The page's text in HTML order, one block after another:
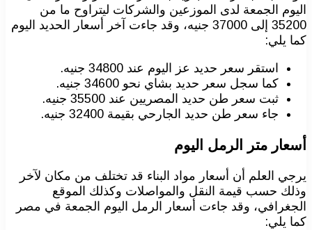
اليوم الجمعة لدى الموزعين والشركات ليتراوح ما من
35200 إلى 37000 جنيه، وقد جاءت آخر أسعار الحديد اليوم
كما يلي:
استقر سعر حديد عز اليوم عند 34800 جنيه.
كما سجل سعر حديد بشاي نحو 34600 جنيه.
ثبت سعر طن حديد المصريين عند 35500 جنيه.
جاء سعر طن حديد الجارحي بقيمة 32400 جنيه.
أسعار متر الرمل اليوم
يرجي العلم أن أسعار مواد البناء قد تختلف من مكان لآخر
وذلك حسب قيمة النقل والمواصلات وكذلك الموقع
الجغرافي، وقد جاءت أسعار الرمل اليوم الجمعة في مصر
كما يلي: